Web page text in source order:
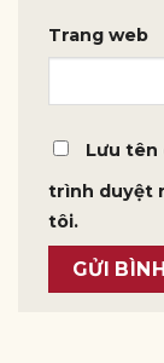
Trang web
Lưu tên
trình duyệt
tôi.